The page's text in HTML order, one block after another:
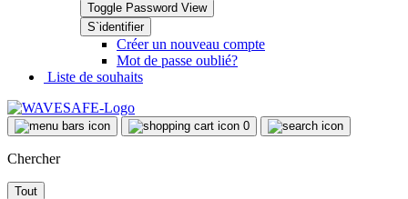
Toggle Password View
Créer un nouveau compte
Mot de passe oublié?
Liste de souhaits
0
Chercher
Tout